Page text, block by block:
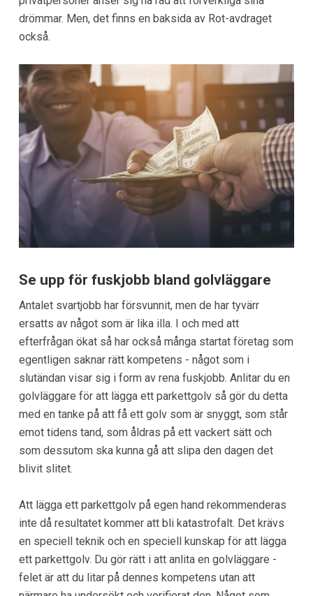
drömmar. Men, det finns en baksida av Rot-avdraget
också.
Se upp för fuskjobb bland golvläggare
Antalet svartjobb har försvunnit, men de har tyvärr
ersatts av något som är lika illa. I och med att
efterfrågan ökat så har också många startat företag som
egentligen saknar rätt kompetens - något som i
slutändan visar sig i form av rena fuskjobb. Anlitar du en
golvläggare för att lägga ett parkettgolv så gör du detta
med en tanke på att få ett golv som är snyggt, som står
emot tidens tand, som åldras på ett vackert sätt och
som dessutom ska kunna gå att slipa den dagen det
blivit slitet.
Att lägga ett parkettgolv på egen hand rekommenderas
inte då resultatet kommer att bli katastrofalt. Det krävs
en speciell teknik och en speciell kunskap för att lägga
ett parkettgolv. Du gör rätt i att anlita en golvläggare -
felet är att du litar på dennes kompetens utan att